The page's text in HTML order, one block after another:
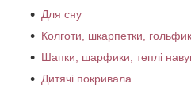
Для сну
Колготи, шкарпетки,
Шапки, шарфики, теплі
Дитячі покривала